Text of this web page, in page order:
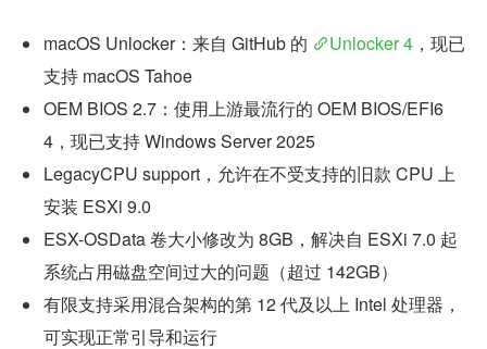
macOS Unlocker：来自 GitHub 的 Unlocker 4 ，现已
支持 macOS Tahoe
OEM BIOS 2.7：使用上游最流行的 OEM BIOS/EFI6
4，现已支持 Windows Server 2025
LegacyCPU support，允许在不受支持的旧款 CPU 上
安装 ESXi 9.0
ESX-OSData 卷大小修改为 8GB，解决自 ESXi 7.0 起
系统占用磁盘空间过大的问题（超过 142GB）
有限支持采用混合架构的第 12 代及以上 Intel 处理器，
可实现正常引导和运行